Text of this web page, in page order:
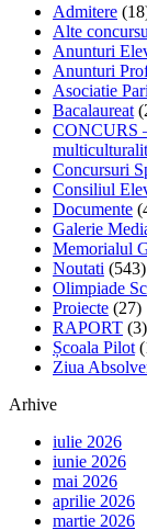
Admitere
Alte
Anunturi
Anunturi
Asociatie
Bacalaureat
CONCURS
Concursuri
Consiliul
Documente
Galerie
Memorialul
Noutati (543)
Olimpiade
Proiecte (27)
RAPORT (3)
Școala Pilot
Ziua
Arhive
iulie 2026
iunie 2026
mai 2026
aprilie 2026
martie 2026